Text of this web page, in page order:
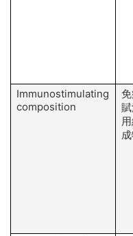
Immunostimulating
composition